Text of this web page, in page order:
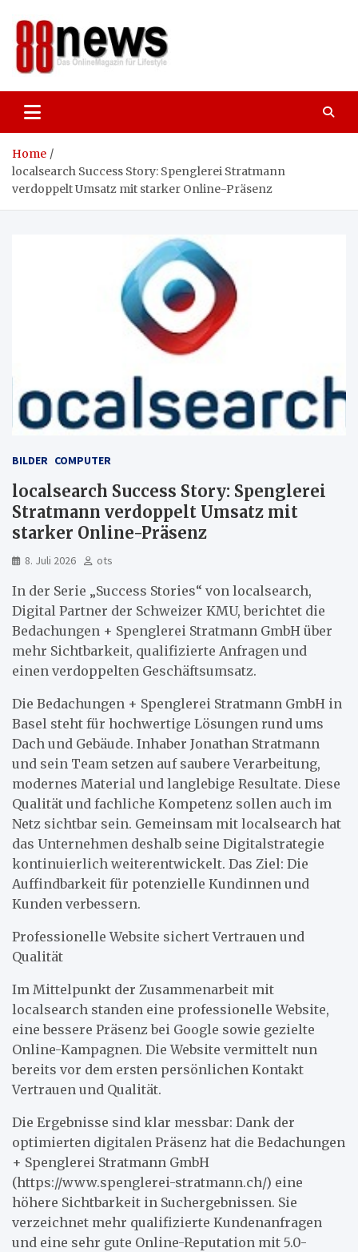
content
Home
localsearch Success Story: Spenglerei Stratmann
verdoppelt Umsatz mit starker Online-Präsenz
BILDER COMPUTER
localsearch Success Story: Spenglerei
Stratmann verdoppelt Umsatz mit
starker Online-Präsenz
8. Juli 2026 ots
In der Serie „Success Stories“ von localsearch,
Digital Partner der Schweizer KMU, berichtet die
Bedachungen + Spenglerei Stratmann GmbH über
mehr Sichtbarkeit, qualifizierte Anfragen und
einen verdoppelten Geschäftsumsatz.
Die Bedachungen + Spenglerei Stratmann GmbH in
Basel steht für hochwertige Lösungen rund ums
Dach und Gebäude. Inhaber Jonathan Stratmann
und sein Team setzen auf saubere Verarbeitung,
modernes Material und langlebige Resultate. Diese
Qualität und fachliche Kompetenz sollen auch im
Netz sichtbar sein. Gemeinsam mit localsearch hat
das Unternehmen deshalb seine Digitalstrategie
kontinuierlich weiterentwickelt. Das Ziel: Die
Auffindbarkeit für potenzielle Kundinnen und
Kunden verbessern.
Professionelle Website sichert Vertrauen und
Qualität
Im Mittelpunkt der Zusammenarbeit mit
localsearch standen eine professionelle Website,
eine bessere Präsenz bei Google sowie gezielte
Online-Kampagnen. Die Website vermittelt nun
bereits vor dem ersten persönlichen Kontakt
Vertrauen und Qualität.
Die Ergebnisse sind klar messbar: Dank der
optimierten digitalen Präsenz hat die Bedachungen
+ Spenglerei Stratmann GmbH
(https://www.spenglerei-stratmann.ch/) eine
höhere Sichtbarkeit in Suchergebnissen. Sie
verzeichnet mehr qualifizierte Kundenanfragen
und eine sehr gute Online-Reputation mit 5.0-